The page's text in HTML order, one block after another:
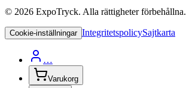
© 2026 ExpoTryck. Alla rättigheter förbehållna.
Cookie-inställningar IntegritetspolicySajtkarta
…
Varukorg